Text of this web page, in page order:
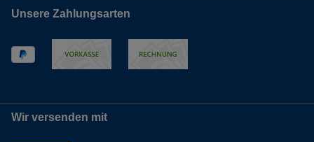
Unsere Zahlungsarten
Wir versenden mit